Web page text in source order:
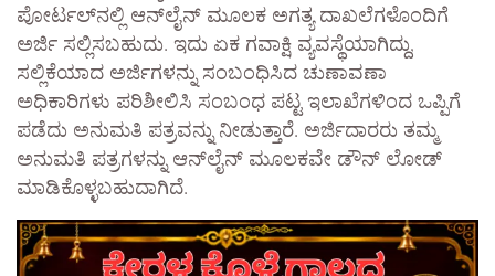
ಪೋರ್ಟಲ್‍ನಲ್ಲಿ ಆನ್‍ಲೈನ್ ಮೂಲಕ ಅಗತ್ಯ ದಾಖಲೆಗಳೊಂದಿಗೆ
ಅರ್ಜಿ ಸಲ್ಲಿಸಬಹುದು. ಇದು ಏಕ ಗವಾಕ್ಷಿ ವ್ಯವಸ್ಥೆಯಾಗಿದ್ದು,
ಸಲ್ಲಿಕೆಯಾದ ಅರ್ಜಿಗಳನ್ನು ಸಂಬಂಧಿಸಿದ ಚುಣಾವಣಾ
ಅಧಿಕಾರಿಗಳು ಪರಿಶೀಲಿಸಿ ಸಂಬಂಧ ಪಟ್ಟ ಇಲಾಖೆಗಳಿಂದ ಒಪ್ಪಿಗೆ
ಪಡೆದು ಅನುಮತಿ ಪತ್ರವನ್ನು ನೀಡುತ್ತಾರೆ. ಅರ್ಜಿದಾರರು ತಮ್ಮ
ಅನುಮತಿ ಪತ್ರಗಳನ್ನು ಆನ್‍ಲೈನ್ ಮೂಲಕವೇ ಡೌನ್ ಲೋಡ್
ಮಾಡಿಕೊಳ್ಳಬಹುದಾಗಿದೆ.